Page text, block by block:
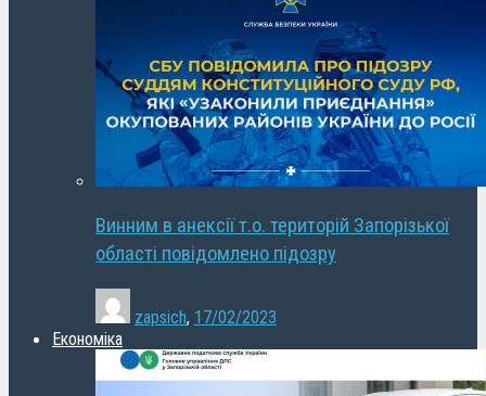
Винним в анексії т.о. територій Запорізької
області повідомлено підозру
zapsich, 17/02/2023
Економіка